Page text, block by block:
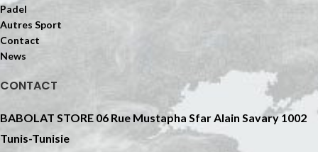
Padel
Autres Sport
Contact
News
CONTACT
BABOLAT STORE 06 Rue Mustapha Sfar Alain Savary 1002
Tunis-Tunisie